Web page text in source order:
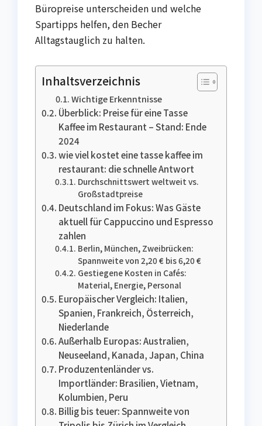
Büropreise unterscheiden und welche
Spartipps helfen, den Becher
Alltagstauglich zu halten.
Inhaltsverzeichnis
Wichtige Erkenntnisse
Überblick: Preise für eine Tasse
Kaffee im Restaurant – Stand: Ende
2024
wie viel kostet eine tasse kaffee im
restaurant: die schnelle Antwort
Durchschnittswert weltweit vs.
Großstadtpreise
Deutschland im Fokus: Was Gäste
aktuell für Cappuccino und Espresso
zahlen
Berlin, München, Zweibrücken:
Spannweite von 2,20 € bis 6,20 €
Gestiegene Kosten in Cafés:
Material, Energie, Personal
Europäischer Vergleich: Italien,
Spanien, Frankreich, Österreich,
Niederlande
Außerhalb Europas: Australien,
Neuseeland, Kanada, Japan, China
Produzentenländer vs.
Importländer: Brasilien, Vietnam,
Kolumbien, Peru
Billig bis teuer: Spannweite von